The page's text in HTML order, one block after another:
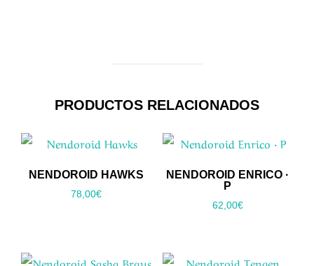
PRODUCTOS RELACIONADOS
NENDOROID HAWKS
78,00€
NENDOROID ENRICO ·
P
62,00€